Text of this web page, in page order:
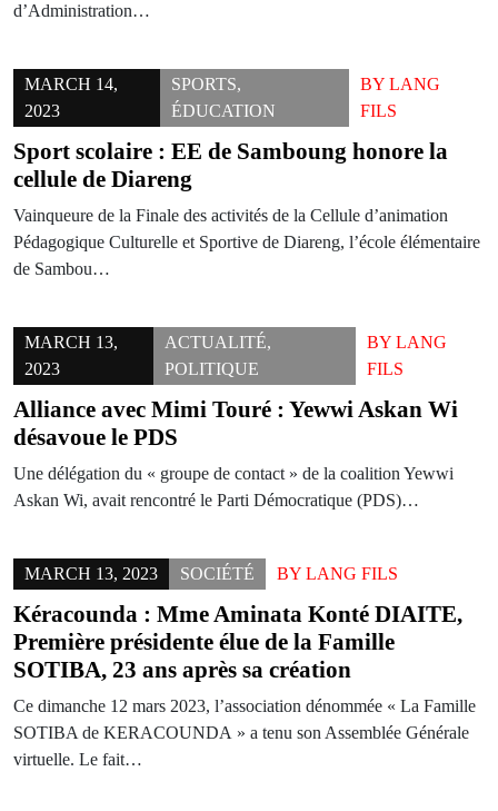
d’Administration…
MARCH 14,
2023
SPORTS,
ÉDUCATION
BYLANG
FILS
Sport scolaire : EE de Samboung honore la
cellule de Diareng
Vainqueure de la Finale des activités de la Cellule d’animation
Pédagogique Culturelle et Sportive de Diareng, l’école élémentaire
de Sambou…
MARCH 13,
2023
ACTUALITÉ,
POLITIQUE
BYLANG
FILS
Alliance avec Mimi Touré : Yewwi Askan Wi
désavoue le PDS
Une délégation du « groupe de contact » de la coalition Yewwi
Askan Wi, avait rencontré le Parti Démocratique (PDS)…
MARCH 13, 2023 SOCIÉTÉ BY LANG FILS
Kéracounda : Mme Aminata Konté DIAITE,
Première présidente élue de la Famille
SOTIBA, 23 ans après sa création
Ce dimanche 12 mars 2023, l’association dénommée « La Famille
SOTIBA de KERACOUNDA » a tenu son Assemblée Générale
virtuelle. Le fait…